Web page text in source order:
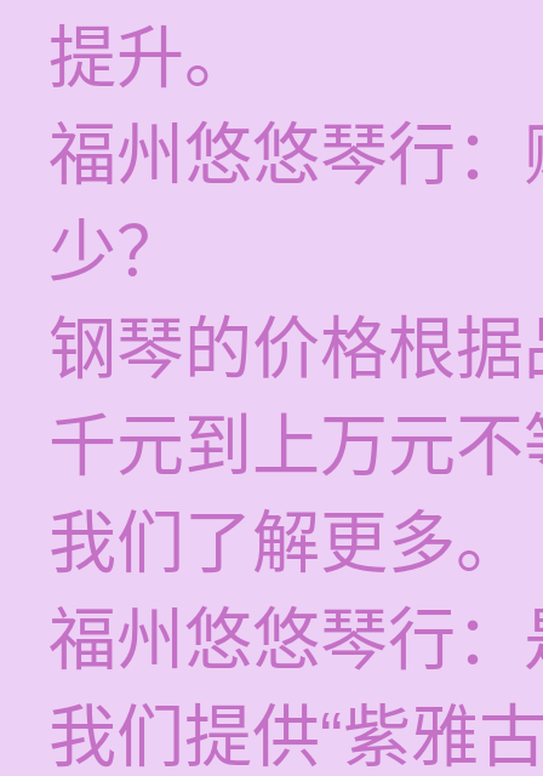
提升。
福州悠悠琴行
少？
钢琴的价格根
千元到上万元
我们了解更多。
福州悠悠琴行
我们提供“紫雅